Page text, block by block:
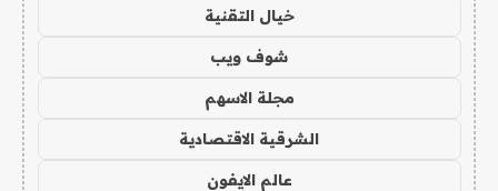
خيال التقنية
شوف ويب
مجلة الاسهم
الشرقية الاقتصادية
عالم الايفون